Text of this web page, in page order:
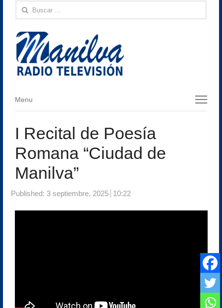
Buscar:
Menu
Menu
I Recital de Poesía
Romana “Ciudad de
Manilva”
Published: 3 septiembre, 2025 10:22